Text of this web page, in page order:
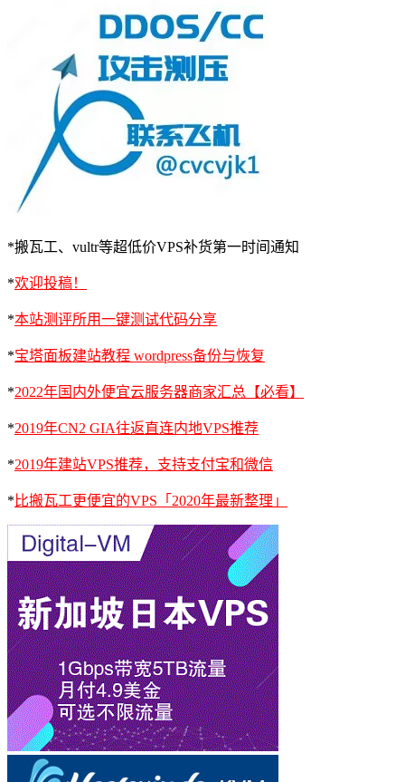
*搬瓦工、vultr等超低价VPS补货第一时间通知
*欢迎投稿！
*本站测评所用一键测试代码分享
*宝塔面板建站教程 wordpress备份与恢复
*2022年国内外便宜云服务器商家汇总【必看】
*2019年CN2 GIA往返直连内地VPS推荐
*2019年建站VPS推荐，支持支付宝和微信
* 比搬瓦工更便宜的VPS「2020年最新整理」